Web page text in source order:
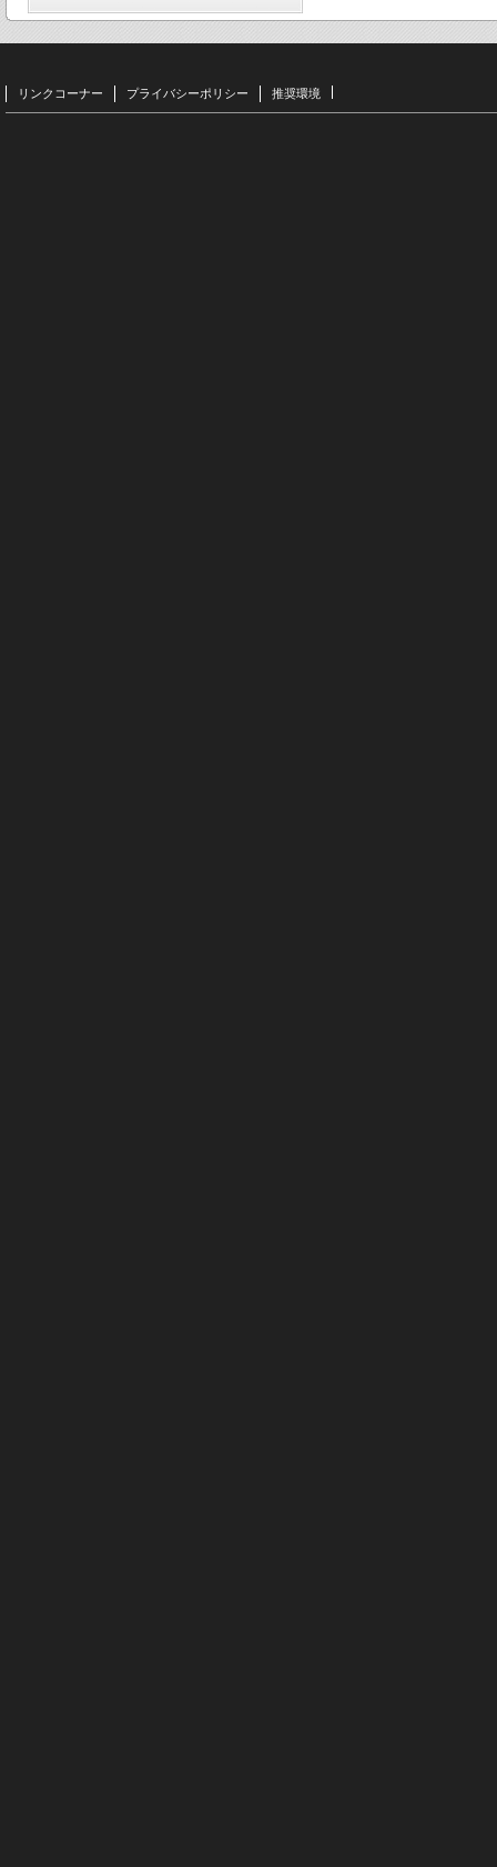
リンクコーナー プライバシーポリシー 推奨環境